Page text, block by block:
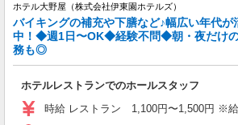
ホテル大野屋（株式会社伊東園ホテルズ）
バイキングの補充や下膳など♪幅広い年代が
中！◆週1日〜OK◆経験不問◆朝・夜だけ
務も◎
ホテルレストランでのホールスタッフ
時給 レストラン 1,100円〜1,500円 ※